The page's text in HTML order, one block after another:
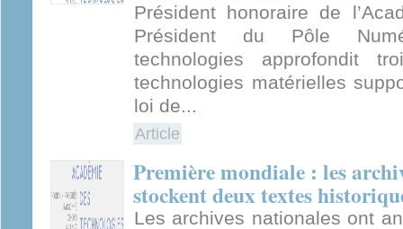
Président honoraire de
Président du Pôle
technologies approfondit
technologies matérielles
loi de...
Article
Première mondiale : les
stockent deux textes
Les archives nationales ont